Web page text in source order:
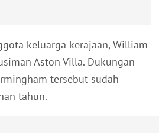
keluarga kerajaan, William
Aston Villa. Dukungan
tersebut sudah
tahun.